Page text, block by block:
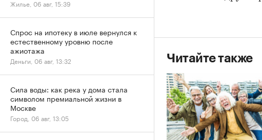
Читайте также
Жилье, 06 авг, 15:39
Спрос на ипотеку в июле вернулся к
естественному уровню после
ажиотажа
Деньги, 06 авг, 13:32
Сила воды: как река у дома стала
символом премиальной жизни в
Москве
Город, 06 авг, 13:05